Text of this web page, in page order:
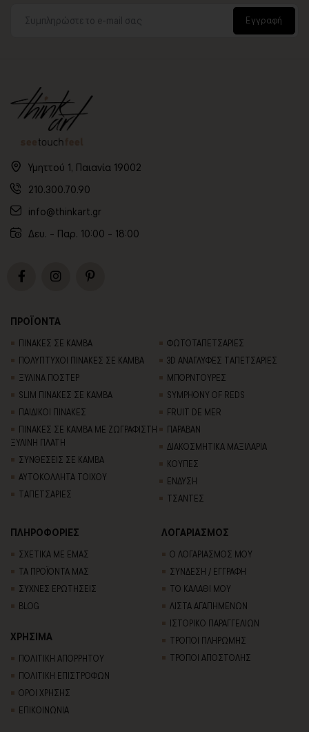
Εγγραφή
Υμηττού 1, Παιανία 19002
210.300.70.90
info@thinkart.gr
Δευ. - Παρ. 10:00 - 18:00
ΠΡΟΪΟΝΤΑ
ΠΙΝΑΚΕΣ ΣΕ ΚΑΜΒΑ
ΠΟΛΥΠΤΥΧΟΙ ΠΙΝΑΚΕΣ ΣΕ ΚΑΜΒΑ
ΞΥΛΙΝΑ ΠΟΣΤΕΡ
SLIM ΠΙΝΑΚΕΣ ΣΕ ΚΑΜΒΑ
ΠΑΙΔΙΚΟΙ ΠΙΝΑΚΕΣ
ΠΙΝΑΚΕΣ ΣΕ ΚΑΜΒΑ ΜΕ ΖΩΓΡΑΦΙΣΤΗ
ΞΥΛΙΝΗ ΠΛΑΤΗ
ΣΥΝΘΕΣΕΙΣ ΣΕ ΚΑΜΒΑ
ΑΥΤΟΚΟΛΛΗΤΑ ΤΟΙΧΟΥ
TΑΠΕΤΣΑΡΙΕΣ
ΦΩΤΟΤΑΠΕΤΣΑΡΙΕΣ
3D AΝΑΓΛΥΦΕΣ TΑΠΕΤΣΑΡΙΕΣ
ΜΠΟΡΝΤΟΥΡΕΣ
SYMPHONY OF REDS
FRUIT DE MER
ΠΑΡΑΒΑΝ
ΔΙΑΚΟΣΜΗΤΙΚΑ ΜΑΞΙΛΑΡΙΑ
ΚΟΥΠΕΣ
ΕΝΔΥΣΗ
ΤΣΑΝΤΕΣ
ΠΛΗΡΟΦΟΡΙΕΣ
ΣΧΕΤΙΚΑ ΜΕ ΕΜΑΣ
ΤΑ ΠΡΟΪΟΝΤΑ ΜΑΣ
ΣΥΧΝΕΣ ΕΡΩΤΗΣΕΙΣ
BLOG
ΛΟΓΑΡΙΑΣΜΟΣ
Ο ΛΟΓΑΡΙΑΣΜΟΣ ΜΟΥ
ΣΥΝΔΕΣΗ / ΕΓΓΡΑΦΗ
ΤΟ ΚΑΛΑΘΙ ΜΟΥ
ΛΙΣΤΑ ΑΓΑΠΗΜΕΝΩΝ
ΙΣΤΟΡΙΚΟ ΠΑΡΑΓΓΕΛΙΩΝ
ΤΡΟΠΟΙ ΠΛΗΡΩΜΗΣ
ΤΡΟΠΟΙ ΑΠΟΣΤΟΛΗΣ
ΧΡΗΣΙΜΑ
ΠΟΛΙΤΙΚΗ ΑΠΟΡΡΗΤΟΥ
ΠΟΛΙΤΙΚΗ ΕΠΙΣΤΡΟΦΩΝ
ΟΡΟΙ ΧΡΗΣΗΣ
ΕΠΙΚΟΙΝΩΝΙΑ